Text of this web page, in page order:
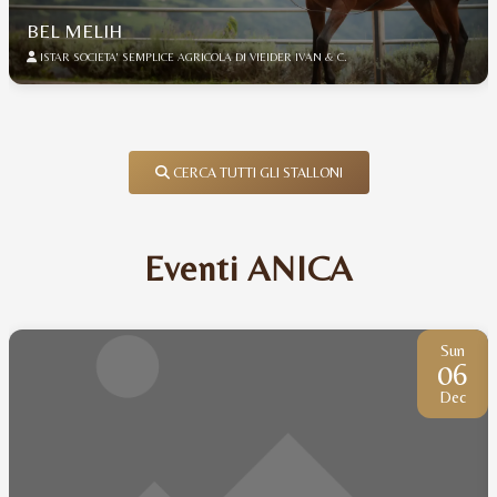
BEL MELIH
ISTAR SOCIETA' SEMPLICE AGRICOLA DI VIEIDER IVAN & C.
CERCA TUTTI GLI STALLONI
Eventi ANICA
Sun
06
Dec